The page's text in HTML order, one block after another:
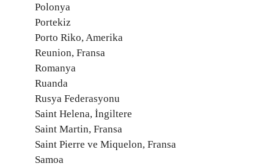
Polonya
Portekiz
Porto Riko, Amerika
Reunion, Fransa
Romanya
Ruanda
Rusya Federasyonu
Saint Helena, İngiltere
Saint Martin, Fransa
Saint Pierre ve Miquelon, Fransa
Samoa